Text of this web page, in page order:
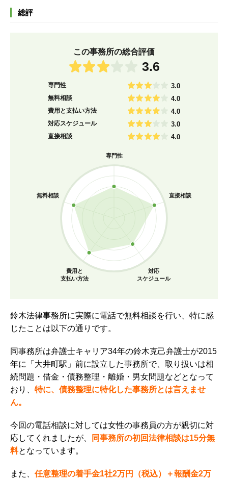
総評
この事務所の総合評価
3.6
専門性 3.0
無料相談 4.0
費用と支払い方法 4.0
対応スケジュール 3.0
直接相談 4.0
専門性
直接相談
対応
スケジュール
費用と
支払い方法
無料相談
鈴木法律事務所に実際に電話で無料相談を行い、特に感
じたことは以下の通りです。
同事務所は弁護士キャリア34年の鈴木克己弁護士が2015
年に「大井町駅」前に設立した事務所で、取り扱いは相
続問題・借金・債務整理・離婚・男女問題などとなって
おり、 特に、債務整理に特化した事務所とは言えませ
ん。
今回の電話相談に対しては女性の事務員の方が親切に対
応してくれましたが、
同事務所の初回法律相談は15分無
料となっています。
また、 任意整理の着手金1社2万円（税込）＋報酬金2万